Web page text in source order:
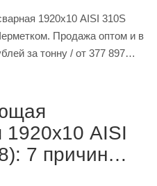
1920х10 AISI 310S
Продажа оптом и в
тонну / от 377 897
1920х10 AISI
7 причин